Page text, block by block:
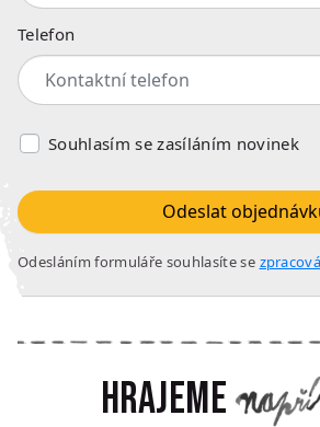
Telefon
Souhlasím se zasíláním novinek
Odeslat
Odesláním formuláře souhlasíte se
Hrajeme